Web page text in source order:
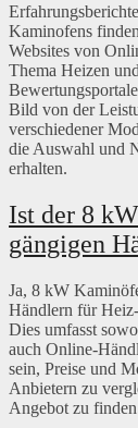
Kaminofens
Websites von
Thema Heizen
Bild von der
verschiedener
die Auswahl und
erhalten.
Ist der 8
gängigen
Ja, 8 kW
Händlern für
Dies umfasst
auch Online-
sein, Preise und
Anbietern zu
Angebot zu